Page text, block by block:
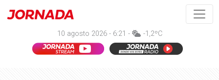
10 agosto 2026 - 6:21 - -1,2ºC